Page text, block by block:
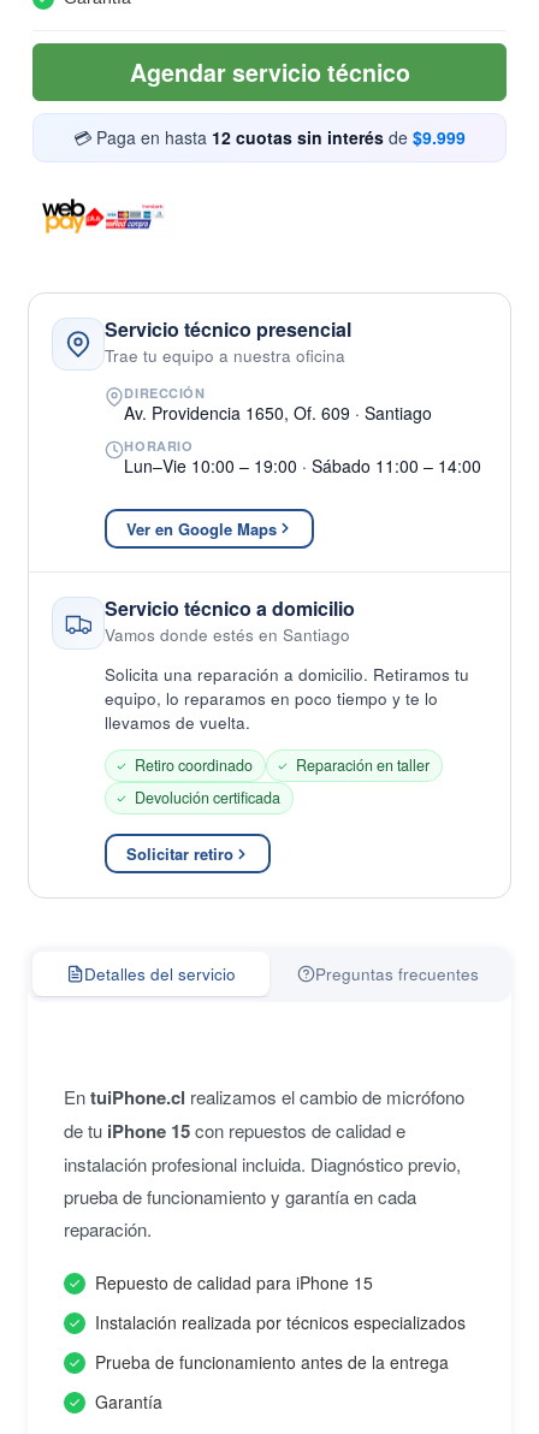
Agendar servicio técnico
💳 Paga en hasta 12 cuotas sin interés de $9.999
Servicio técnico presencial
Trae tu equipo a nuestra oficina
DIRECCIÓN
Av. Providencia 1650, Of. 609 · Santiago
HORARIO
Lun–Vie 10:00 – 19:00 · Sábado 11:00 – 14:00
Ver en Google Maps
Servicio técnico a domicilio
Vamos donde estés en Santiago
Solicita una reparación a domicilio. Retiramos tu
equipo, lo reparamos en poco tiempo y te lo
llevamos de vuelta.
Retiro coordinado
Reparación en taller
Devolución certificada
Solicitar retiro
Detalles del servicio Preguntas frecuentes
EntuiPhone.cl realizamos el cambio de micrófono
de tu iPhone 15con repuestos de calidad e
instalación profesional incluida. Diagnóstico previo,
prueba de funcionamiento y garantía en cada
reparación.
Repuesto de calidad para iPhone 15
Instalación realizada por técnicos especializados
Prueba de funcionamiento antes de la entrega
Garantía